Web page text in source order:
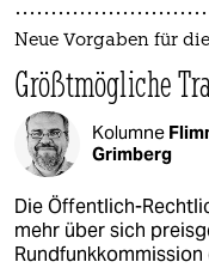
Neue Vorgaben für
Größtmögliche
Kolumne
Grimberg
Die Öffentlich-
mehr über sich